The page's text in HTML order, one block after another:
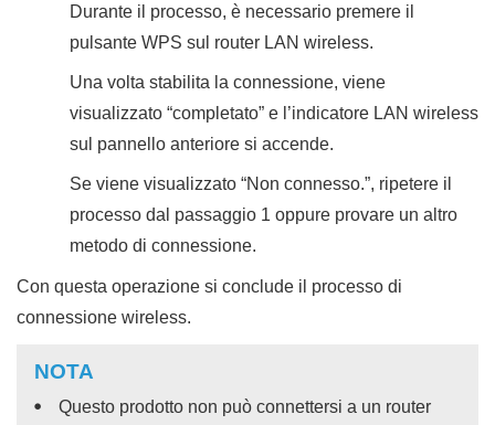
Durante il processo, è necessario premere il
pulsante WPS sul router LAN wireless.
Una volta stabilita la connessione, viene
visualizzato “completato” e l’indicatore LAN wireless
sul pannello anteriore si accende.
Se viene visualizzato “Non connesso.”, ripetere il
processo dal passaggio 1 oppure provare un altro
metodo di connessione.
Con questa operazione si conclude il processo di
connessione wireless.
NOTA
Questo prodotto non può connettersi a un router